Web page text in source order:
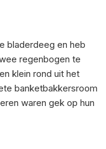
bladerdeeg en heb
regenbogen te
klein rond uit het
banketbakkersroom
waren gek op hun